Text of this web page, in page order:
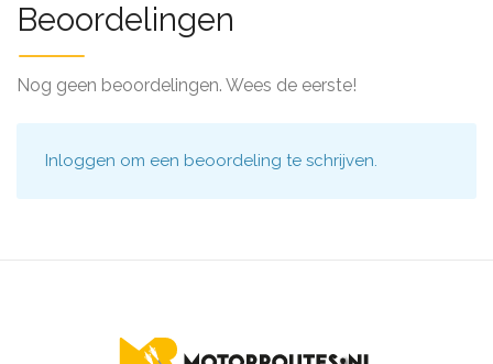
Beoordelingen
Nog geen beoordelingen. Wees de eerste!
Inloggen om een beoordeling te schrijven.